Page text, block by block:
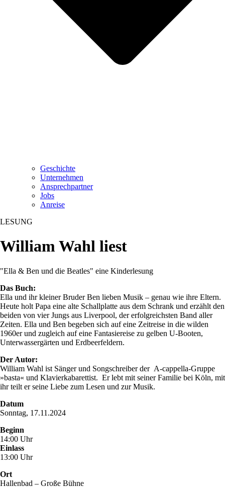
Geschichte
Unternehmen
Ansprechpartner
Jobs
Anreise
LESUNG
William Wahl liest
"Ella & Ben und die Beatles" eine Kinderlesung
Das Buch:
Ella und ihr kleiner Bruder Ben lieben Musik – genau wie ihre Eltern.
Heute holt Papa eine alte Schallplatte aus dem Schrank und erzählt den
beiden von vier Jungs aus Liverpool, der erfolgreichsten Band aller
Zeiten. Ella und Ben begeben sich auf eine Zeitreise in die wilden
1960er und zugleich auf eine Fantasiereise zu gelben U-Booten,
Unterwassergärten und Erdbeerfeldern.
Der Autor:
William Wahl ist Sänger und Songschreiber der A-cappella-Gruppe
»basta« und Klavierkabarettist. Er lebt mit seiner Familie bei Köln, mit
ihr teilt er seine Liebe zum Lesen und zur Musik.
Datum
Sonntag, 17.11.2024
Beginn
14:00 Uhr
Einlass
13:00 Uhr
Ort
Hallenbad – Große Bühne